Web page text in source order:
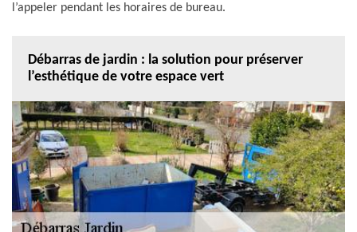
l’appeler pendant les horaires de bureau.
Débarras de jardin : la solution pour préserver
l’esthétique de votre espace vert